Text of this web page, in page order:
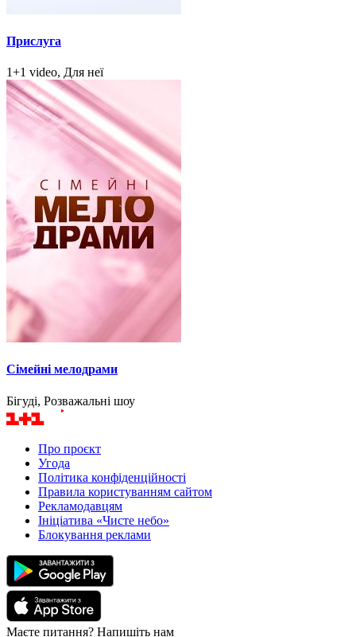
Прислуга
1+1 video, Для неї
Сімейні мелодрами
Бігуді, Розважальні шоу
Про проєкт
Угода
Політика конфіденційності
Правила користуванням сайтом
Рекламодавцям
Ініціатива «Чисте небо»
Блокування реклами
Маєте питання? Напишіть нам